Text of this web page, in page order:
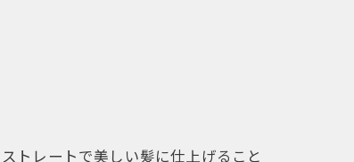
トレートで美しい髪に仕上げること